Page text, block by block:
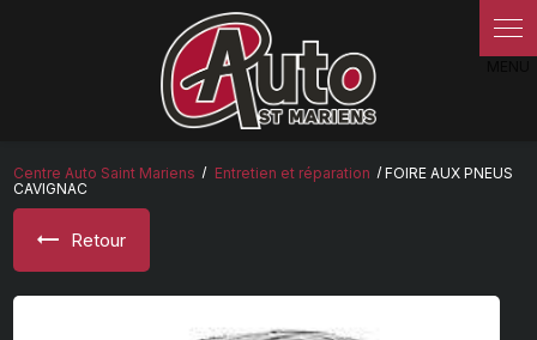
Centre Auto Saint Mariens Entretien et réparation
FOIRE AUX PNEUS
CAVIGNAC
Retour
Panneau de gestion des cookies